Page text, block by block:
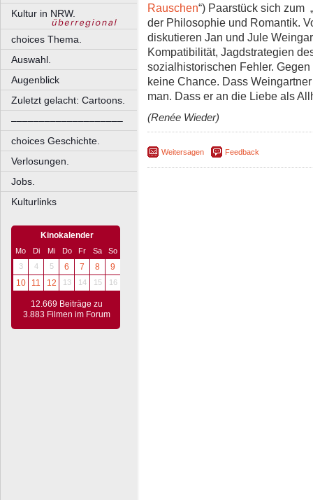
Kultur in NRW.
choices Thema.
Auswahl.
Augenblick
Zuletzt gelacht: Cartoons.
––––––––––––––––––––
choices Geschichte.
Verlosungen.
Jobs.
Kulturlinks
Kinokalender
Mo Di Mi Do Fr Sa
So
3
4 5 6 7 8
9
10
11 12 13 14 15 16
12.669 Beiträge zu
3.883 Filmen im Forum
Rauschen“) Paarstück sich zum „
der Philosophie und Romantik.
diskutieren Jan und Jule
Kompatibilität, Jagdstrategien
sozialhistorischen Fehler.
keine Chance. Dass
man. Dass er an die Liebe als
(Renée Wieder)
Weitersagen Feedback